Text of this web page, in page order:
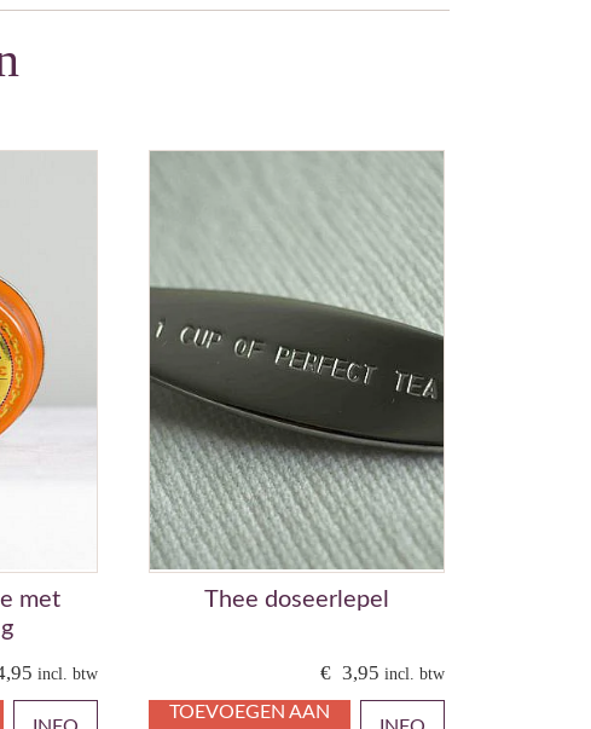
met
incl. btw
Thee doseerlepel
€ 3,95 incl. btw
TOEVOEGEN AAN